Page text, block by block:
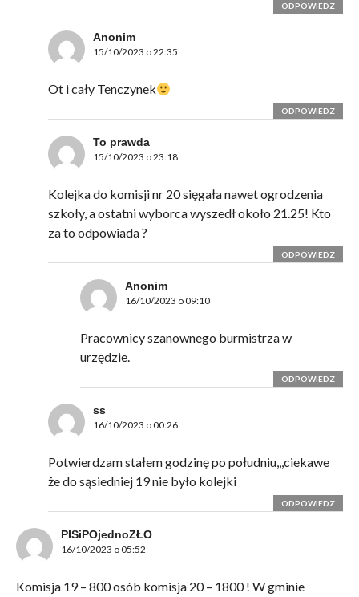
ODPOWIEDZ
Anonim
15/10/2023 o 22:35
Ot i cały Tenczynek
ODPOWIEDZ
To prawda
15/10/2023 o 23:18
Kolejka do komisji nr 20 sięgała nawet ogrodzenia
szkoły, a ostatni wyborca wyszedł około 21.25! Kto
za to odpowiada ?
ODPOWIEDZ
Anonim
16/10/2023 o 09:10
Pracownicy szanownego burmistrza w
urzędzie.
ODPOWIEDZ
ss
16/10/2023 o 00:26
Potwierdzam stałem godzinę po południu,,,ciekawe
że do sąsiedniej 19 nie było kolejki
ODPOWIEDZ
PISiPOjednoZŁO
16/10/2023 o 05:52
Komisja 19 – 800 osób komisja 20 – 1800 ! W gminie